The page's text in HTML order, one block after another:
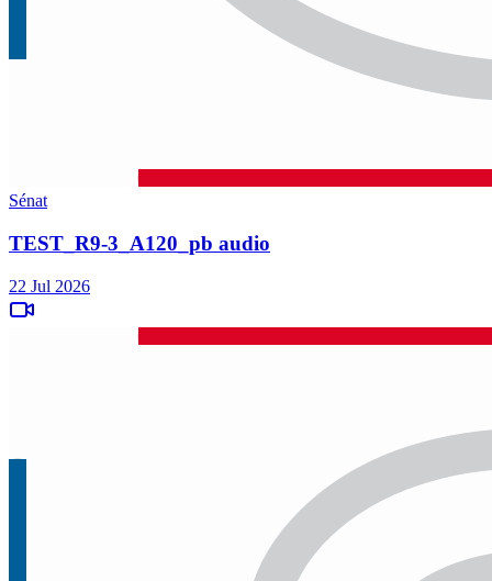
Sénat
TEST_R9-3_A120_pb audio
22 Jul 2026